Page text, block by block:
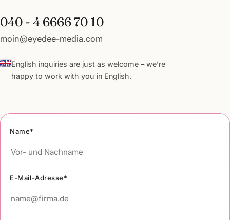
040 - 4 6666 70 10
moin@eyedee-media.com
English inquiries are just as welcome – we’re
happy to work with you in English.
Name*
E-Mail-Adresse*